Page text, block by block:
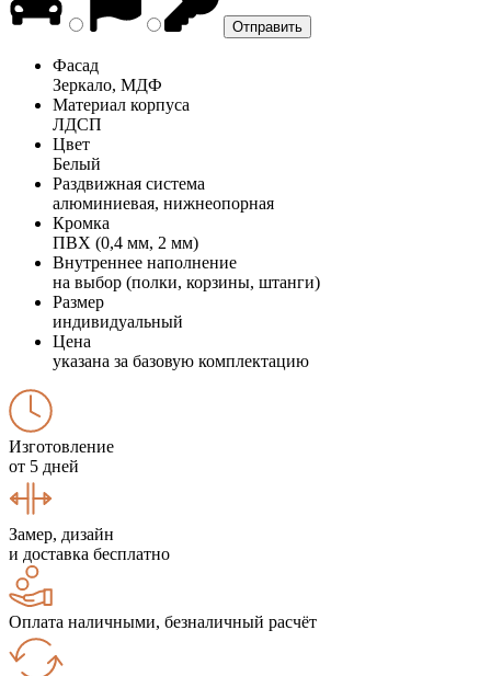
Фасад
Зеркало, МДФ
Материал корпуса
ЛДСП
Цвет
Белый
Раздвижная система
алюминиевая, нижнеопорная
Кромка
ПВХ (0,4 мм, 2 мм)
Внутреннее наполнение
на выбор (полки, корзины, штанги)
Размер
индивидуальный
Цена
указана за базовую комплектацию
Изготовление
от 5 дней
Замер, дизайн
и доставка бесплатно
Оплата наличными, безналичный расчёт